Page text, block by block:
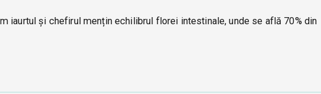
iaurtul și chefirul mențin echilibrul florei intestinale, unde se află 70% din